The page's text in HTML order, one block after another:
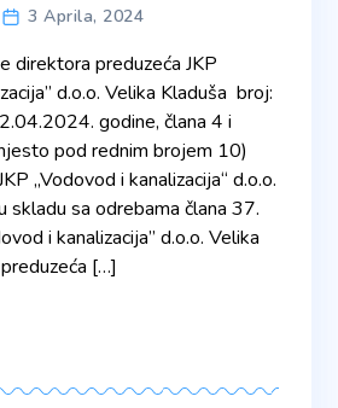
3 Aprila, 2024
direktora preduzeća JKP
d.o.o. Velika Kladuša broj:
godine, člana 4 i
pod rednim brojem 10)
„Vodovod i kanalizacija“ d.o.o.
skladu sa odrebama člana 37.
i kanalizacija” d.o.o. Velika
[…]